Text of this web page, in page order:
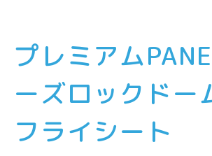
プレミアム
ーズロックドー
フライシート